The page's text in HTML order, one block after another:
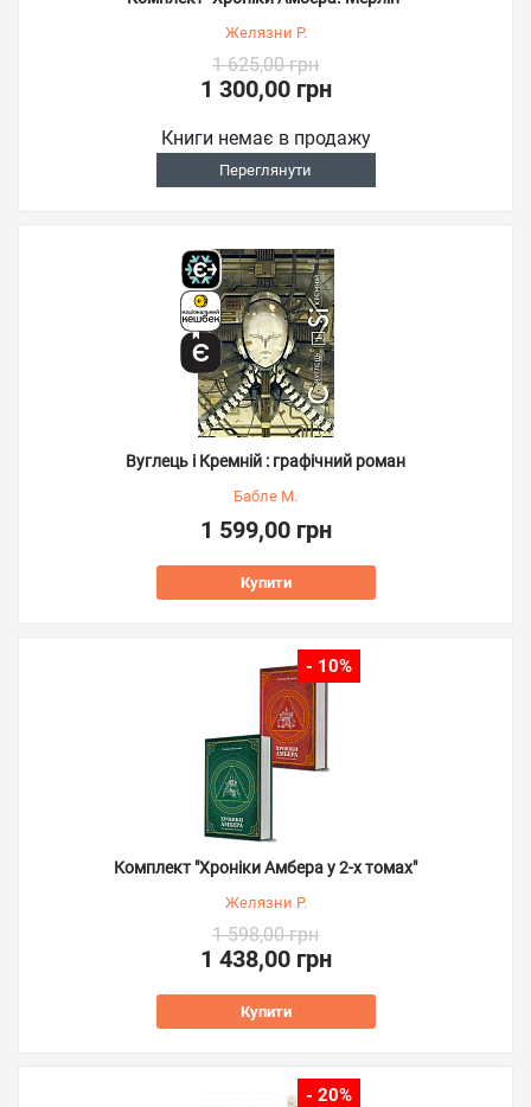
Желязни Р.
1 625,00 грн
1 300,00 грн
Книги немає в продажу
Переглянути
Вуглець і Кремній : графічний роман
Бабле М.
1 599,00 грн
Купити
- 10%
Комплект "Хроніки Амбера у 2-х томах"
Желязни Р.
1 598,00 грн
1 438,00 грн
Купити
- 20%